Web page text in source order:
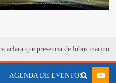
aclara que presencia de lobos
AGENDA DE EVENTOS